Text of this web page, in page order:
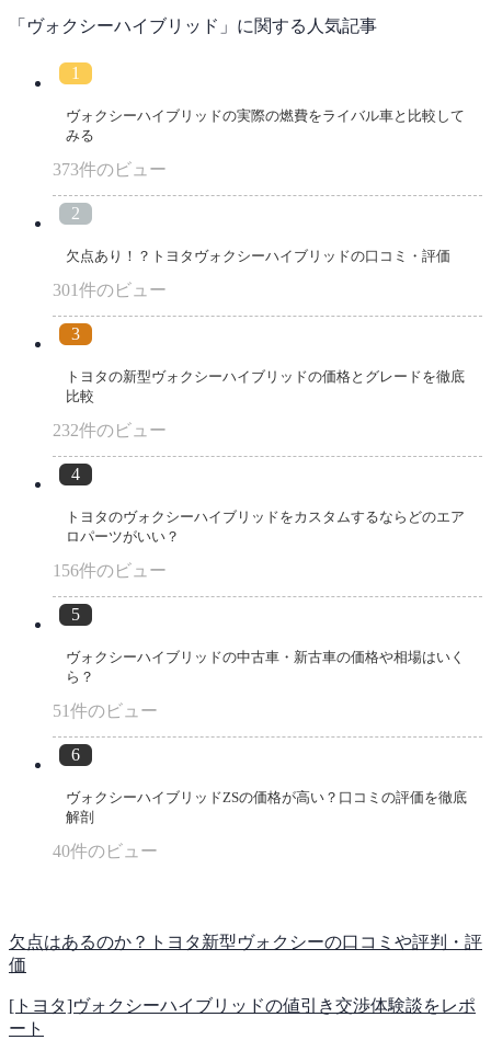
「ヴォクシーハイブリッド」に関する人気記事
ヴォクシーハイブリッドの実際の燃費をライバル車と比較して
みる
373件のビュー
欠点あり！？トヨタヴォクシーハイブリッドの口コミ・評価
301件のビュー
トヨタの新型ヴォクシーハイブリッドの価格とグレードを徹底
比較
232件のビュー
トヨタのヴォクシーハイブリッドをカスタムするならどのエア
ロパーツがいい？
156件のビュー
ヴォクシーハイブリッドの中古車・新古車の価格や相場はいく
ら？
51件のビュー
ヴォクシーハイブリッドZSの価格が高い？口コミの評価を徹底
解剖
40件のビュー
欠点はあるのか？トヨタ新型ヴォクシーの口コミや評判・評
価
[トヨタ]ヴォクシーハイブリッドの値引き交渉体験談をレポ
ート